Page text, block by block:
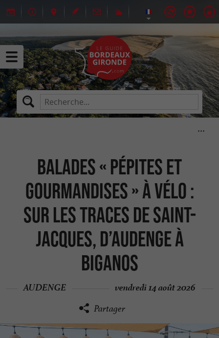
Balades « pépites et
gourmandises » à vélo :
Sur les traces de Saint-
Jacques, d’Audenge à
Biganos
AUDENGE vendredi 14 août 2026
Partager